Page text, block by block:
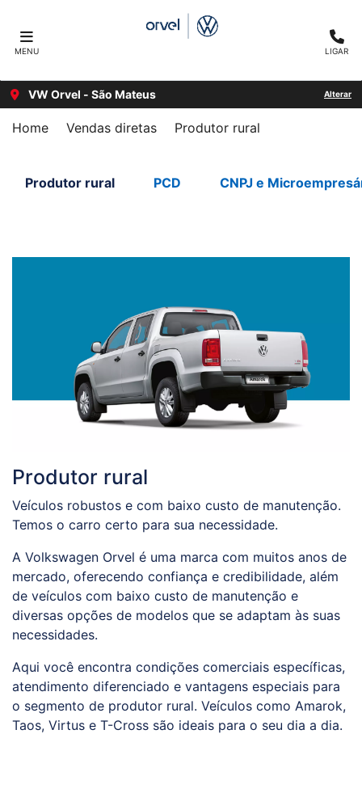
MENU LIGAR
VW Orvel - São Mateus Alterar
Home Vendas diretas Produtor rural
PCD CNPJ e
Produtor rural
Produtor rural
Veículos robustos e com baixo custo de manutenção.
Temos o carro certo para sua necessidade.
A Volkswagen Orvel é uma marca com muitos anos de
mercado, oferecendo confiança e credibilidade, além
de veículos com baixo custo de manutenção e
diversas opções de modelos que se adaptam às suas
necessidades.
Aqui você encontra condições comerciais específicas,
atendimento diferenciado e vantagens especiais para
o segmento de produtor rural. Veículos como Amarok,
Taos, Virtus e T-Cross são ideais para o seu dia a dia.